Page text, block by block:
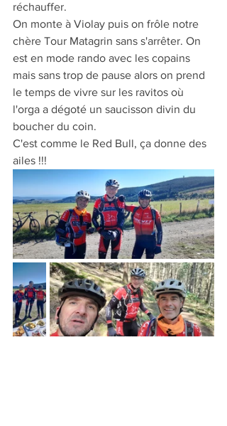
réchauffer.
On monte à Violay puis on frôle notre
chère Tour Matagrin sans s'arrêter. On
est en mode rando avec les copains
mais sans trop de pause alors on prend
le temps de vivre sur les ravitos où
l'orga a dégoté un saucisson divin du
boucher du coin.
C'est comme le Red Bull, ça donne des
ailes !!!